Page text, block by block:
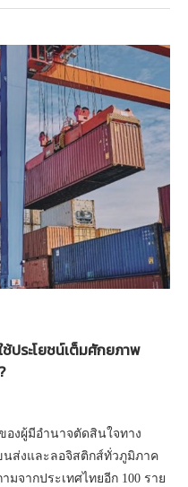
ประโยชน์เต็มศักยภาพ
ของผู้มีอำนาจตัดสินใจทาง
นส่งและลอจิสติกส์ทั่วภูมิภาค
จากประเทศไทยอีก 100 ราย